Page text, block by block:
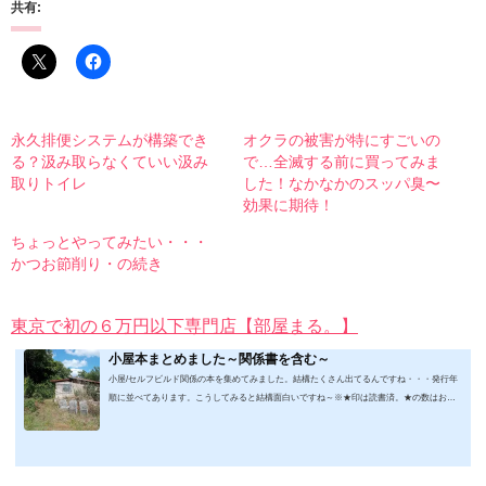
共有:
永久排便システムが構築でき
る？汲み取らなくていい汲み
取りトイレ
オクラの被害が特にすごいの
で…全滅する前に買ってみま
した！なかなかのスッパ臭〜
効果に期待！
ちょっとやってみたい・・・
かつお節削り・の続き
東京で初の６万円以下専門店【部屋まる。】
小屋本まとめました～関係書を含む～
小屋/セルフビルド関係の本を集めてみました。結構たくさん出てるんですね・・・発行年
順に並べてあります。こうしてみると結構面白いですね～※★印は読書済。★の数はおす